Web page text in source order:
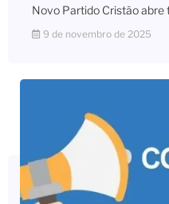
Novo Partido Cristão
9 de novembro de 2025